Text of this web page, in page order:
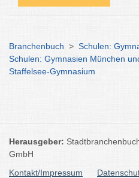
Branchenbuch > Schulen:
Schulen: Gymnasien München
Staffelsee-Gymnasium
Herausgeber:
GmbH
Kontakt/Impressum